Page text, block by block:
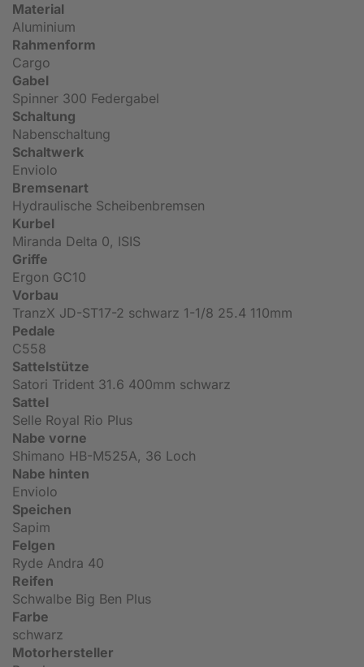
Material
Aluminium
Rahmenform
Cargo
Gabel
Spinner 300 Federgabel
Schaltung
Nabenschaltung
Schaltwerk
Enviolo
Bremsenart
Hydraulische Scheibenbremsen
Kurbel
Miranda Delta 0, ISIS
Griffe
Ergon GC10
Vorbau
TranzX JD-ST17-2 schwarz 1-1/8 25.4 110mm
Pedale
C558
Sattelstütze
Satori Trident 31.6 400mm schwarz
Sattel
Selle Royal Rio Plus
Nabe vorne
Shimano HB-M525A, 36 Loch
Nabe hinten
Enviolo
Speichen
Sapim
Felgen
Ryde Andra 40
Reifen
Schwalbe Big Ben Plus
Farbe
schwarz
Motorhersteller